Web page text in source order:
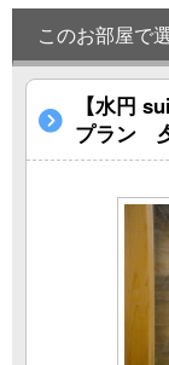
このお部屋で
【水円
プラン